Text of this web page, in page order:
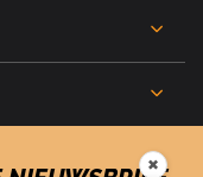
✖